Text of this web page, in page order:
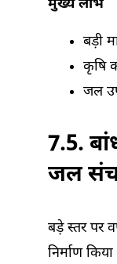
मुख्य लाभ
बड़ी
कृषि
जल
7.5.
जल
बड़े स्तर पर
निर्माण